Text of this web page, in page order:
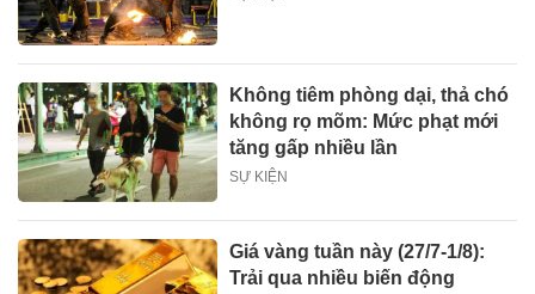
Không tiêm phòng dại, thả chó
không rọ mõm: Mức phạt mới
tăng gấp nhiều lần
SỰ KIỆN
Giá vàng tuần này (27/7-1/8):
Trải qua nhiều biến động